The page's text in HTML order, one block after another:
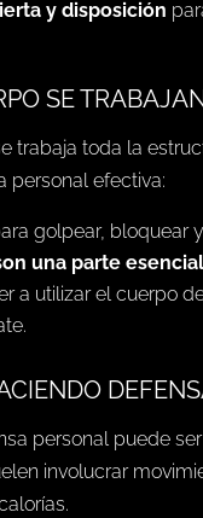
y disposición
SE
trabaja toda la
personal efectiva:
golpear, bloquear
una parte esencial
a utilizar el cuerpo
personal puede
involucrar